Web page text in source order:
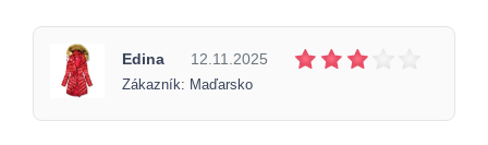
Edina 12.11.2025
Zákazník: Maďarsko